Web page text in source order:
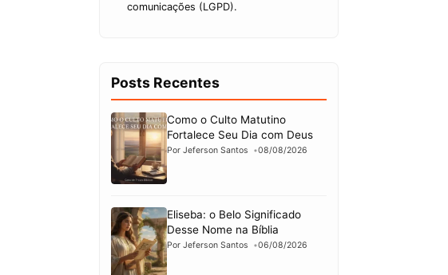
comunicações (LGPD).
Posts Recentes
Como o Culto Matutino
Fortalece Seu Dia com Deus
Por Jeferson Santos 08/08/2026
Eliseba: o Belo Significado
Desse Nome na Bíblia
Por Jeferson Santos 06/08/2026